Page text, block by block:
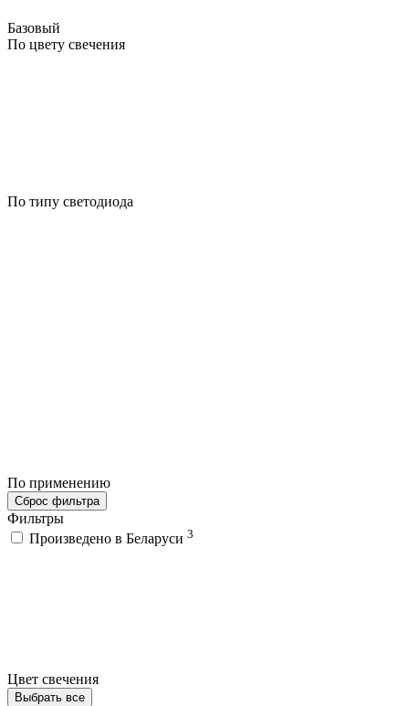
Базовый
По цвету свечения
По типу светодиода
По применению
Сброс фильтра
Фильтры
Произведено в Беларуси 3
Цвет свечения
Выбрать все